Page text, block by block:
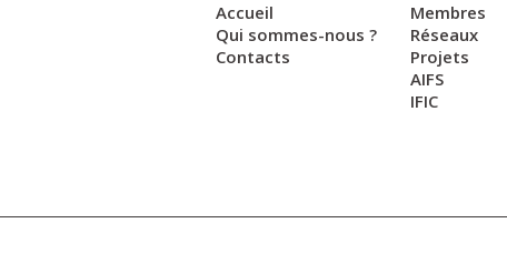
Accueil
Qui sommes-nous ?
Contacts
Membres
Réseaux
Projets
AIFS
IFIC